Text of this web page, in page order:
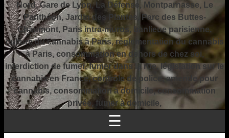
Nord, Gare de Lyon, La Défense, Montparnasse, Le
Panthéon, Jardin des Plantes, Parc des Buttes-
Chaumont, Paris intra-muros, banlieue parisienne,
culture du cannabis à Paris, réglementation du cannabis
à Paris, consommation en dehors de chez soi,
interdiction de fumer, fumer dans la rue, législation sur le
cannabis en France, contrôle de police, amende pour
cannabis, consommation à domicile, consommation
privée, fumer à domicile,
☰